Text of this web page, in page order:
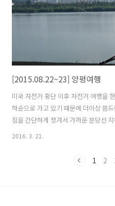
다. 전방에 관악산이..
[2015.08.22~23] 양평여행
미국 자전거 횡단 이후 자전거 여행을
하순으로 가고 있기 때문에 더이상 뜸
짐을 간단하게 챙겨서 가까운 분당선
2016. 3. 21.
1 2